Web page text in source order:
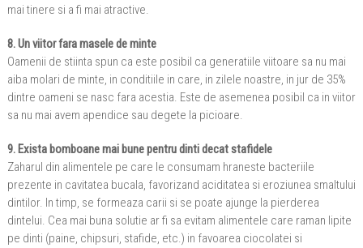
mai tinere si a fi mai atractive.
8. Un viitor fara masele de minte
Oamenii de stiinta spun ca este posibil ca generatiile viitoare sa nu mai
aiba molari de minte, in conditiile in care, in zilele noastre, in jur de 35%
dintre oameni se nasc fara acestia. Este de asemenea posibil ca in viitor
sa nu mai avem apendice sau degete la picioare.
9. Exista bomboane mai bune pentru dinti decat stafidele
Zaharul din alimentele pe care le consumam hraneste bacteriile
prezente in cavitatea bucala, favorizand aciditatea si eroziunea smaltului
dintilor. In timp, se formeaza carii si se poate ajunge la pierderea
dintelui. Cea mai buna solutie ar fi sa evitam alimentele care raman lipite
pe dinti (paine, chipsuri, stafide, etc.) in favoarea ciocolatei si